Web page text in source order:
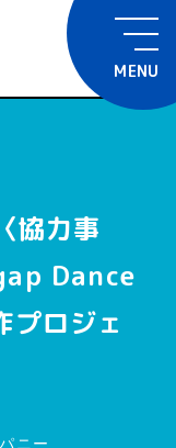
MENU
協力事
Dance
ロジェ
ニー